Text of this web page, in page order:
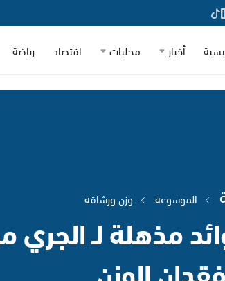
أخبار محليات اقتصاد رياضة
الموسوعة وزن ورشاقة
مذهلة لـ الجري